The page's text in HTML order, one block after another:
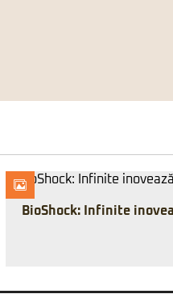
BioShock: Infinite